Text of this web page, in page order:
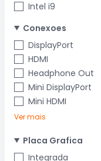
Intel i9
Conexoes
DisplayPort
HDMI
Headphone Out
Mini DisplayPort
Mini HDMI
Ver mais
Placa Grafica
Integrada